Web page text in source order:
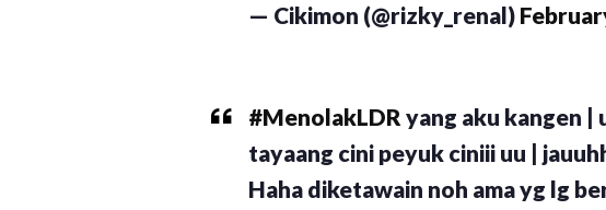
— Cikimon (@rizky_renal)
#MenolakLDR yang aku kangen |
tayaang cini peyuk ciniii uu |
Haha diketawain noh ama yg lg